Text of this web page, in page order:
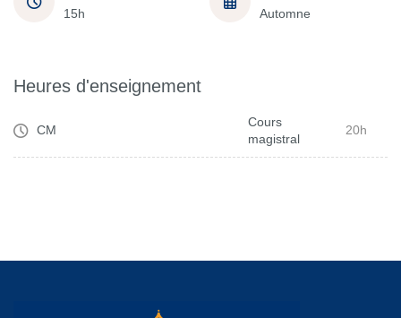
15h
Automne
Heures d'enseignement
CM
Cours
magistral
20h